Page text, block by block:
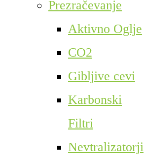
Prezračevanje
Aktivno Oglje
CO2
Gibljive cevi
Karbonski
Filtri
Nevtralizatorji